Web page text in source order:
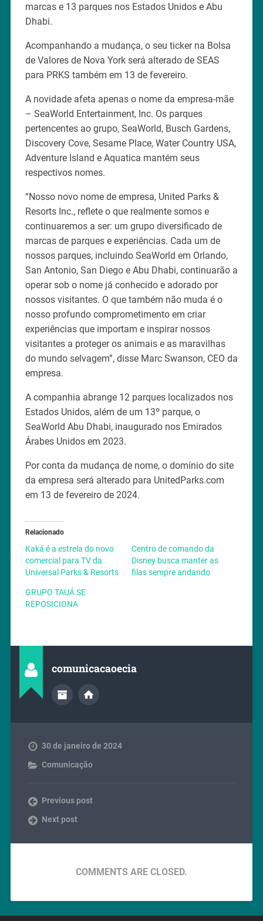
marcas e 13 parques nos Estados Unidos e Abu
Dhabi.
Acompanhando a mudança, o seu ticker na Bolsa
de Valores de Nova York será alterado de SEAS
para PRKS também em 13 de fevereiro.
A novidade afeta apenas o nome da empresa-mãe
– SeaWorld Entertainment, Inc. Os parques
pertencentes ao grupo, SeaWorld, Busch Gardens,
Discovery Cove, Sesame Place, Water Country USA,
Adventure Island e Aquatica mantém seus
respectivos nomes.
“Nosso novo nome de empresa, United Parks &
Resorts Inc., reflete o que realmente somos e
continuaremos a ser: um grupo diversificado de
marcas de parques e experiências. Cada um de
nossos parques, incluindo SeaWorld em Orlando,
San Antonio, San Diego e Abu Dhabi, continuarão a
operar sob o nome já conhecido e adorado por
nossos visitantes. O que também não muda é o
nosso profundo comprometimento em criar
experiências que importam e inspirar nossos
visitantes a proteger os animais e as maravilhas
do mundo selvagem”, disse Marc Swanson, CEO da
empresa.
A companhia abrange 12 parques localizados nos
Estados Unidos, além de um 13º parque, o
SeaWorld Abu Dhabi, inaugurado nos Emirados
Árabes Unidos em 2023.
Por conta da mudança de nome, o domínio do site
da empresa será alterado para UnitedParks.com
em 13 de fevereiro de 2024.
Relacionado
Kaká é a estrela do novo
comercial para TV da
Universal Parks & Resorts
Centro de comando da
Disney busca manter as
filas sempre andando
GRUPO TAUÁ SE
REPOSICIONA
comunicacaoecia
30 de janeiro de 2024
Comunicação
Previous post
Next post
COMMENTS ARE CLOSED.